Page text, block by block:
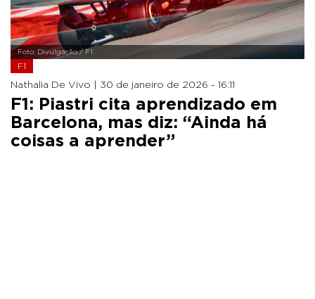
Foto: Divulgação / F1
F1
Nathalia De Vivo | 30 de janeiro de 2026 - 16:11
F1: Piastri cita aprendizado em
Barcelona, mas diz: “Ainda há
coisas a aprender”